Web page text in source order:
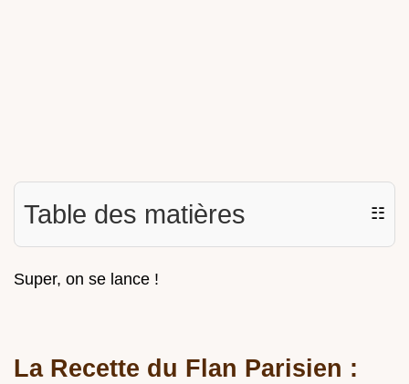
Table des matières ☷
Super, on se lance !
La Recette du Flan Parisien :